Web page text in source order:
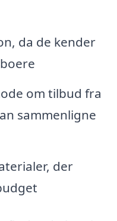
da de kender
om tilbud fra
sammenligne
der